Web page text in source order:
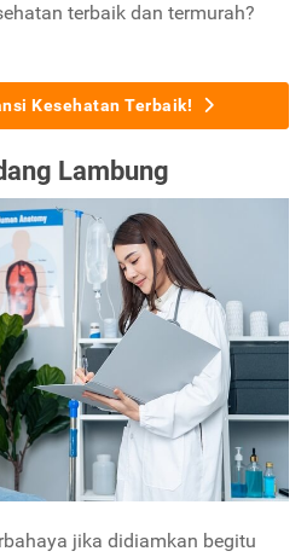
terbaik dan termurah?
Kesehatan Terbaik!
Lambung
jika didiamkan begitu